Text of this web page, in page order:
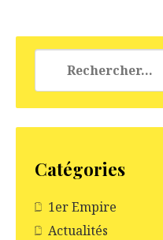
Catégories
1er Empire
Actualités